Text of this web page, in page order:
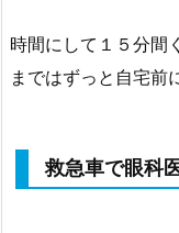
時間にして１５分間
まではずっと自宅前
救急車で眼科